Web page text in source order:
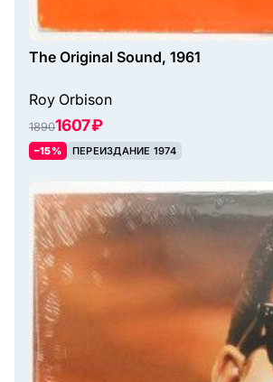
The Original Sound, 1961
Roy Orbison
18901607 ₽
–15% ПЕРЕИЗДАНИЕ 1974